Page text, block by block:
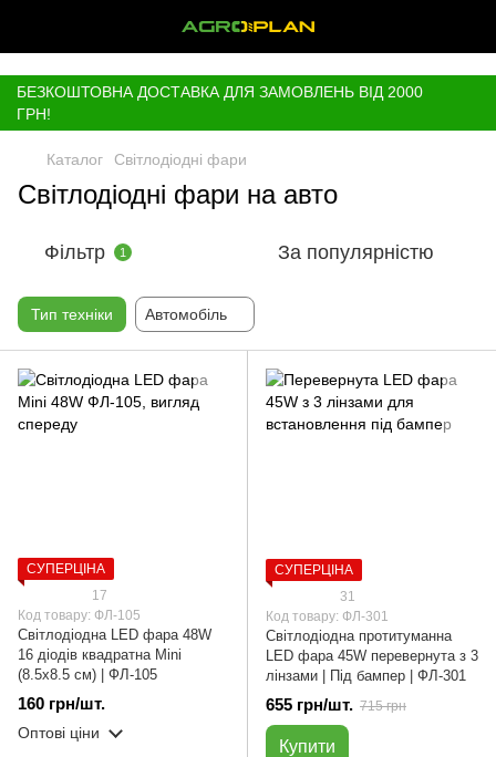
БЕЗКОШТОВНА ДОСТАВКА ДЛЯ ЗАМОВЛЕНЬ ВІД 2000
ГРН!
Каталог Світлодіодні фари
Світлодіодні фари на авто
Фільтр 1 За популярністю
Тип техніки Автомобіль
СУПЕРЦІНА
17
Код товару: ФЛ-105
Світлодіодна LED фара 48W
16 діодів квадратна Mini
(8.5х8.5 см) | ФЛ-105
160 грн/шт.
Оптові ціни
СУПЕРЦІНА
31
Код товару: ФЛ-301
Світлодіодна протитуманна
LED фара 45W перевернута з 3
лінзами | Під бампер | ФЛ-301
655 грн/шт. 715 грн
Купити